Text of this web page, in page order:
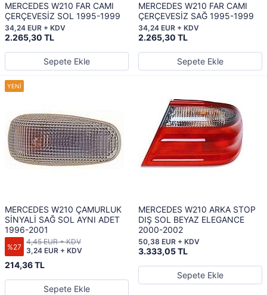
MERCEDES W210 FAR CAMI
ÇERÇEVESİZ SOL 1995-1999
2.265,30 TL
34,24 EUR + KDV
Sepete Ekle
MERCEDES W210 FAR CAMI
ÇERÇEVESİZ SAĞ 1995-1999
2.265,30 TL
34,24 EUR + KDV
Sepete Ekle
MERCEDES W210 ÇAMURLUK
SİNYALİ SAĞ SOL AYNI ADET
1996-2001
%27
214,36 TL
3,24 EUR + KDV
4,45 EUR + KDV
Sepete Ekle
MERCEDES W210 ARKA STOP
DIŞ SOL BEYAZ ELEGANCE
2000-2002
3.333,05 TL
50,38 EUR + KDV
Sepete Ekle